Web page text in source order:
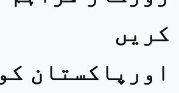
کریں
اورپاکستان کو